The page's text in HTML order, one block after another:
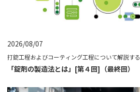
2026/08/07
打錠工程およびコーティング工程について解説する
「錠剤の製造法とは」[第４回]（最終回）